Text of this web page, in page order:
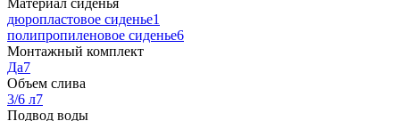
дюропластовое сиденье1
полипропиленовое сиденье6
Монтажный комплект
Да7
Объем слива
3/6 л7
Подвод воды